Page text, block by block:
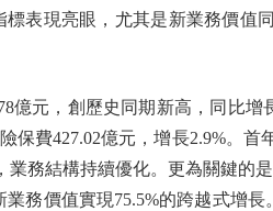
表現亮眼，尤其是新業務價值
元，創歷史同期新高，同比增
保費427.02億元，增長2.9%。
務結構持續優化。更為關鍵的
務價值實現75.5%的跨越式增